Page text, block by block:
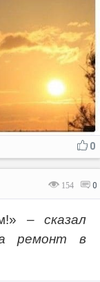
0
154 0
– сказал
ремонт в